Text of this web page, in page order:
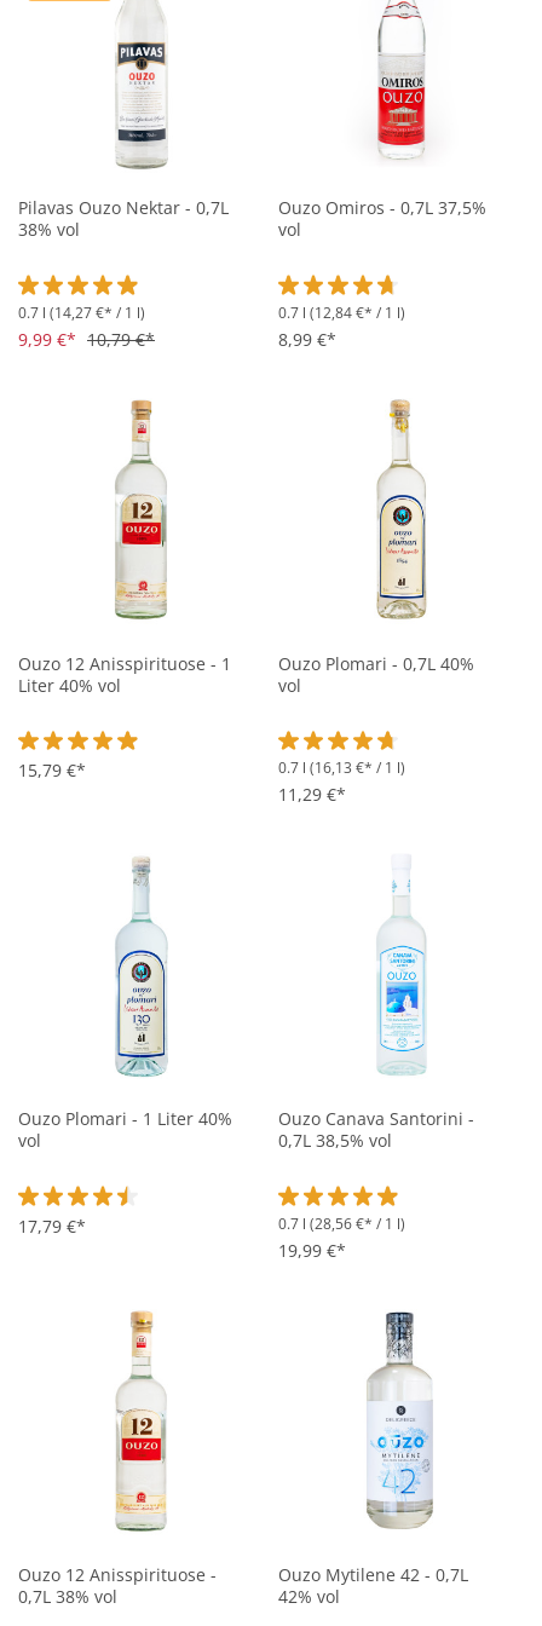
Pilavas Ouzo Nektar - 0,7L
38% vol
Durchschnittliche Bewertung von 4.9 von 5 Sternen
0.7 l (14,27 €* / 1 l)
9,99 €* 10,79 €*
Ouzo Omiros - 0,7L 37,5%
vol
Durchschnittliche Bewertung
0.7 l (12,84 €* / 1 l)
8,99 €*
Ouzo 12 Anisspirituose - 1
Liter 40% vol
Durchschnittliche Bewertung von 4.8 von 5 Sternen
15,79 €*
Ouzo Plomari - 0,7L 40%
vol
Durchschnittliche Bewertung
0.7 l (16,13 €* / 1 l)
11,29 €*
Ouzo Plomari - 1 Liter 40%
vol
Durchschnittliche Bewertung von 4.6 von 5 Sternen
17,79 €*
Ouzo Canava Santorini -
0,7L 38,5% vol
Durchschnittliche Bewertung
0.7 l (28,56 €* / 1 l)
19,99 €*
Ouzo 12 Anisspirituose -
0,7L 38% vol
Ouzo Mytilene 42 - 0,7L
42% vol